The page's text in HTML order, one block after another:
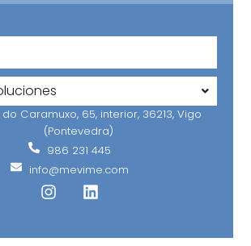
Caramuxo, 65, interior, 36213, Vigo
(Pontevedra)
986 231 445
info@mevime.com
I
n
t
L
i
k